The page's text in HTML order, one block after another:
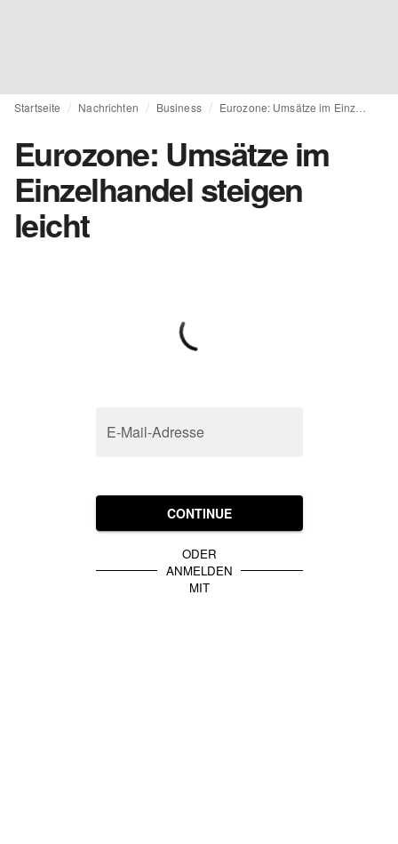
Startseite Nachrichten Business
Eurozone: Umsätze im
Einzelhandel steigen
leicht
E-Mail-Adresse
CONTINUE
ODER
ANMELDEN
MIT